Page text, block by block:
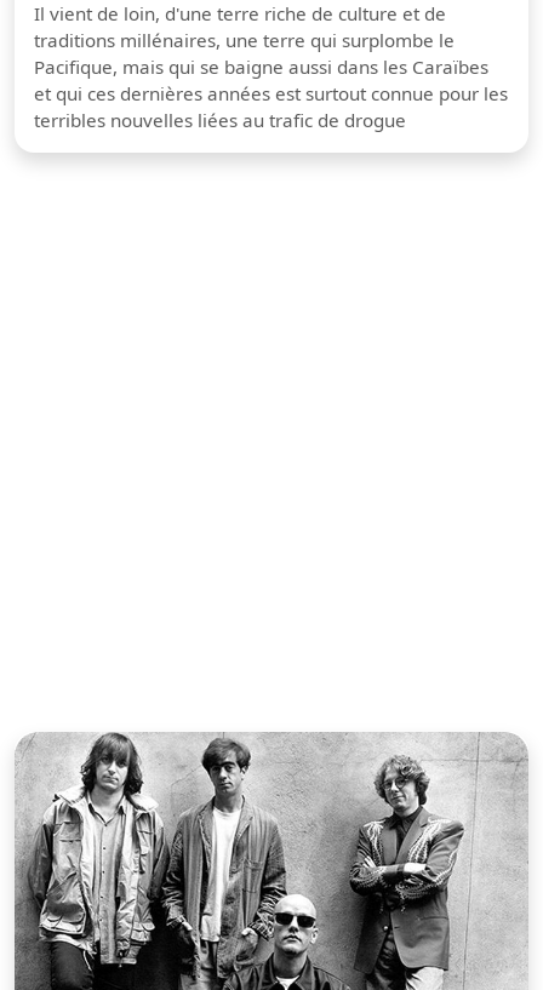
Il vient de loin, d'une terre riche de culture et de
traditions millénaires, une terre qui surplombe le
Pacifique, mais qui se baigne aussi dans les Caraïbes
et qui ces dernières années est surtout connue pour les
terribles nouvelles liées au trafic de drogue